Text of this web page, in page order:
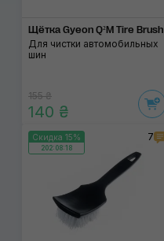
Щётка Gyeon Q²M Tire Brush
Для чистки автомобильных
шин
155 ₴
140 ₴
Скидка 15%
202:08:17
7